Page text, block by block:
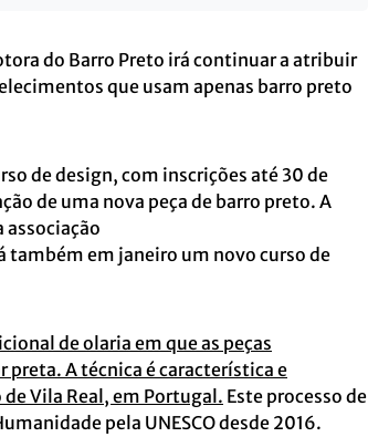
do Barro Preto irá continuar a atribuir
que usam apenas barro preto
de design, com inscrições até 30 de
de uma nova peça de barro preto. A
também em janeiro um novo curso de
de olaria em que as peças
A técnica é característica e
Vila Real, em Portugal. Este processo de
pela UNESCO desde 2016.